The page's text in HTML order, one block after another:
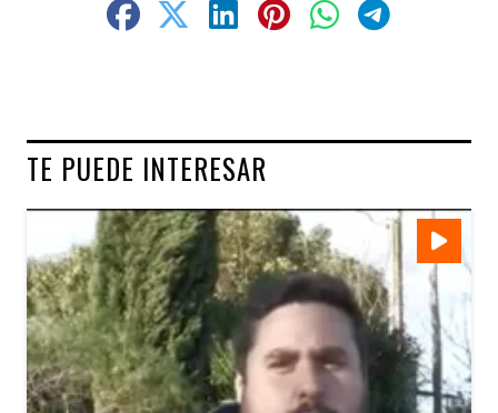
TE PUEDE INTERESAR